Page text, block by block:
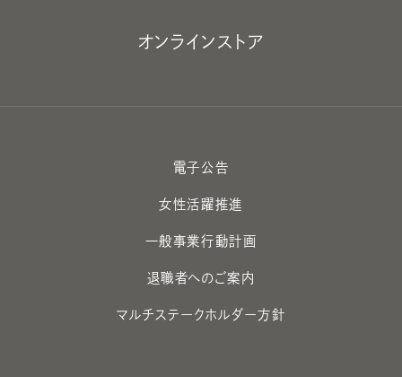
オンラインストア
電子公告
女性活躍推進
一般事業行動計画
退職者へのご案内
マルチステークホルダー方針